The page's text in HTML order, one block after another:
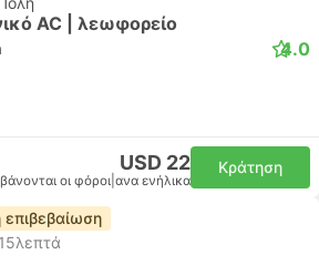
AC | λεωφορείο
4.0
USD 22
οι φόροι ανα ενήλικα
Κράτηση